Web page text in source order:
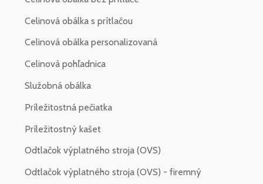
Celinová obálka s prítlačou
Celinová obálka personalizovaná
Celinová pohľadnica
Služobná obálka
Príležitostná pečiatka
Príležitostný kašet
Odtlačok výplatného stroja (OVS)
Odtlačok výplatného stroja (OVS) - firemný